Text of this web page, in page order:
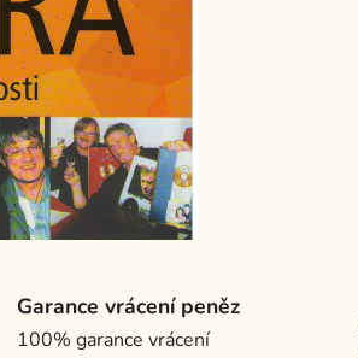
Garance vrácení peněz
100% garance vrácení